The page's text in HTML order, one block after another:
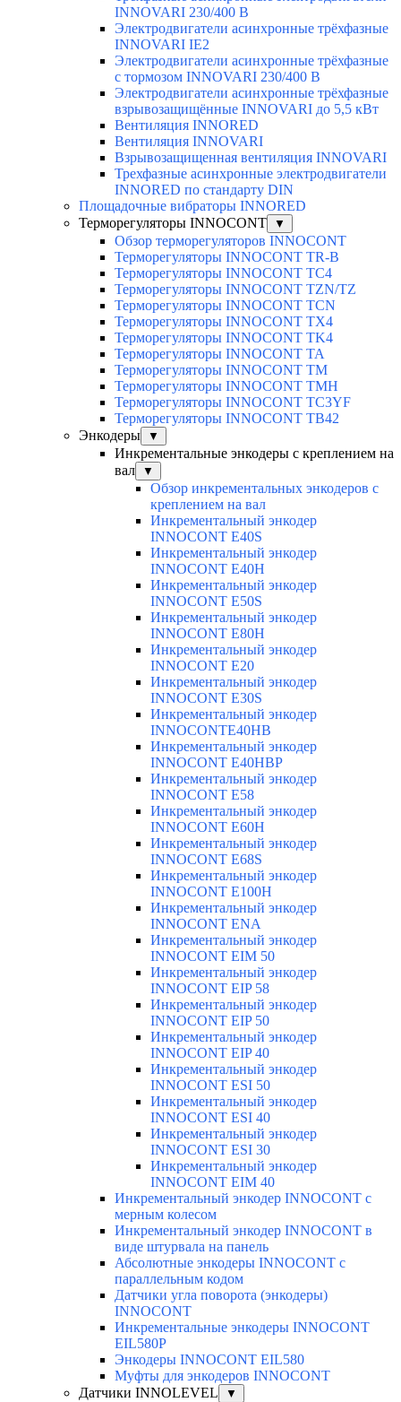
INNOVARI 230/400 В
Электродвигатели асинхронные трёхфазные
INNOVARI IE2
Электродвигатели асинхронные трёхфазные
с тормозом INNOVARI 230/400 В
Электродвигатели асинхронные трёхфазные
взрывозащищённые INNOVARI до 5,5 кВт
Вентиляция INNORED
Вентиляция INNOVARI
Взрывозащищенная вентиляция INNOVARI
Трехфазные асинхронные электродвигатели
INNORED по стандарту DIN
Площадочные вибраторы INNORED
Терморегуляторы INNOCONT
▼
Обзор терморегуляторов INNOCONT
Терморегуляторы INNOCONT TR-B
Терморегуляторы INNOCONT TC4
Терморегуляторы INNOCONT TZN/TZ
Терморегуляторы INNOCONT TCN
Терморегуляторы INNOCONT TX4
Терморегуляторы INNOCONT TK4
Терморегуляторы INNOCONT TA
Терморегуляторы INNOCONT TM
Терморегуляторы INNOCONT TMH
Терморегуляторы INNOCONT TC3YF
Терморегуляторы INNOCONT TB42
Энкодеры
▼
Инкрементальные энкодеры с креплением на
вал
▼
Обзор инкрементальных энкодеров с
креплением на вал
Инкрементальный энкодер
INNOCONT E40S
Инкрементальный энкодер
INNOCONT E40H
Инкрементальный энкодер
INNOCONT E50S
Инкрементальный энкодер
INNOCONT E80H
Инкрементальный энкодер
INNOCONT E20
Инкрементальный энкодер
INNOCONT E30S
Инкрементальный энкодер
INNOCONTE40HB
Инкрементальный энкодер
INNOCONT E40HBP
Инкрементальный энкодер
INNOCONT E58
Инкрементальный энкодер
INNOCONT E60H
Инкрементальный энкодер
INNOCONT E68S
Инкрементальный энкодер
INNOCONT E100H
Инкрементальный энкодер
INNOCONT ENA
Инкрементальный энкодер
INNOCONT EIM 50
Инкрементальный энкодер
INNOCONT EIP 58
Инкрементальный энкодер
INNOCONT EIP 50
Инкрементальный энкодер
INNOCONT EIP 40
Инкрементальный энкодер
INNOCONT ESI 50
Инкрементальный энкодер
INNOCONT ESI 40
Инкрементальный энкодер
INNOCONT ESI 30
Инкрементальный энкодер
INNOCONT EIM 40
Инкрементальный энкодер INNOCONT с
мерным колесом
Инкрементальный энкодер INNOCONT в
виде штурвала на панель
Абсолютные энкодеры INNOCONT с
параллельным кодом
Датчики угла поворота (энкодеры)
INNOCONT
Инкрементальные энкодеры INNOCONT
EIL580P
Энкодеры INNOCONT EIL580
Муфты для энкодеров INNOCONT
Датчики INNOLEVEL
▼